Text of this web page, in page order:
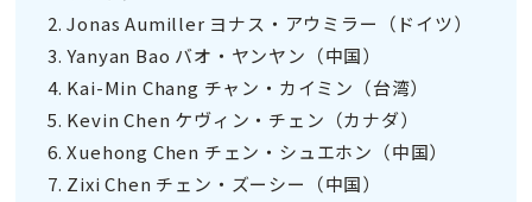
2. Jonas Aumiller ヨナス・アウミラー（ドイツ）
3. Yanyan Bao バオ・ヤンヤン（中国）
4. Kai-Min Chang チャン・カイミン（台湾）
5. Kevin Chen ケヴィン・チェン（カナダ）
6. Xuehong Chen チェン・シュエホン（中国）
7. Zixi Chen チェン・ズーシー（中国）